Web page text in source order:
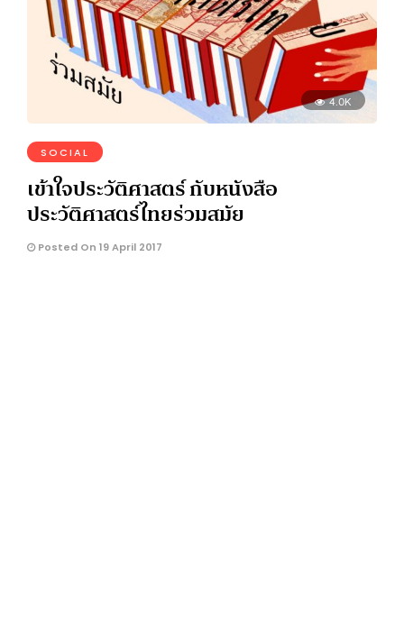
4.0K
SOCIAL
เข้าใจประวัติศาสตร์ กับหนังสือ
ประวัติศาสตร์ไทยร่วมสมัย
Posted On 19 April 2017